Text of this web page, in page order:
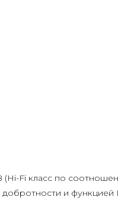
(Hi-Fi класс по
и функцией